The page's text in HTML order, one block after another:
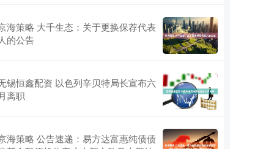
海策略 大千生态：关于更换保荐代表
的公告
锡恒鑫配资 以色列辛贝特局长宣布六
离职
海策略 公告速递：易方达富惠纯债债